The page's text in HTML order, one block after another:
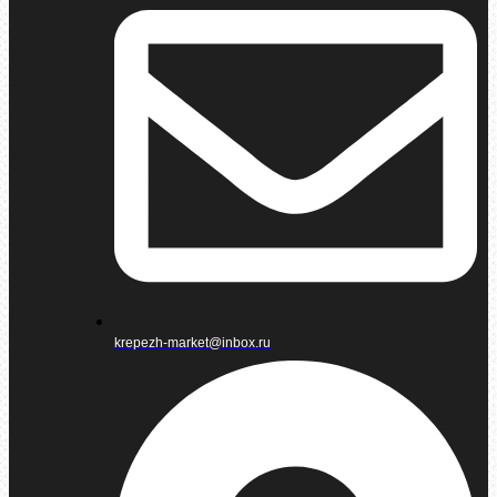
krepezh-market@inbox.ru